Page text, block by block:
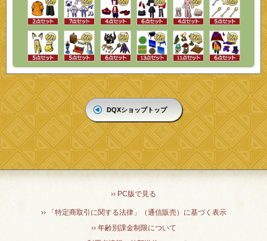
DQXショップトップ
›› PC版で見る
›› 「特定商取引に関する法律」（通信販売）に基づく表示
›› 年齢別課金制限について